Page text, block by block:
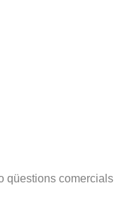
qüestions comercials